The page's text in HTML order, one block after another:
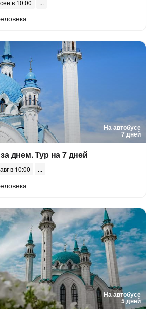
в 10:00
На автобусе
7 дней
днем. Тур на 7 дней
в 10:00
На автобусе
5 дней